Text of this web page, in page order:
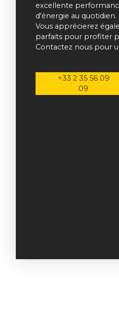
excellente
d'énergie au quotidien.
Vous apprécierez
parfaits pour profiter
Contactez nous pour
+33 2 35 56 09
09